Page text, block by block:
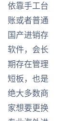
依靠手工台
账或者普通
国产进销存
软件，会长
期存在管理
短板，也是
绝大多数商
家想要更换